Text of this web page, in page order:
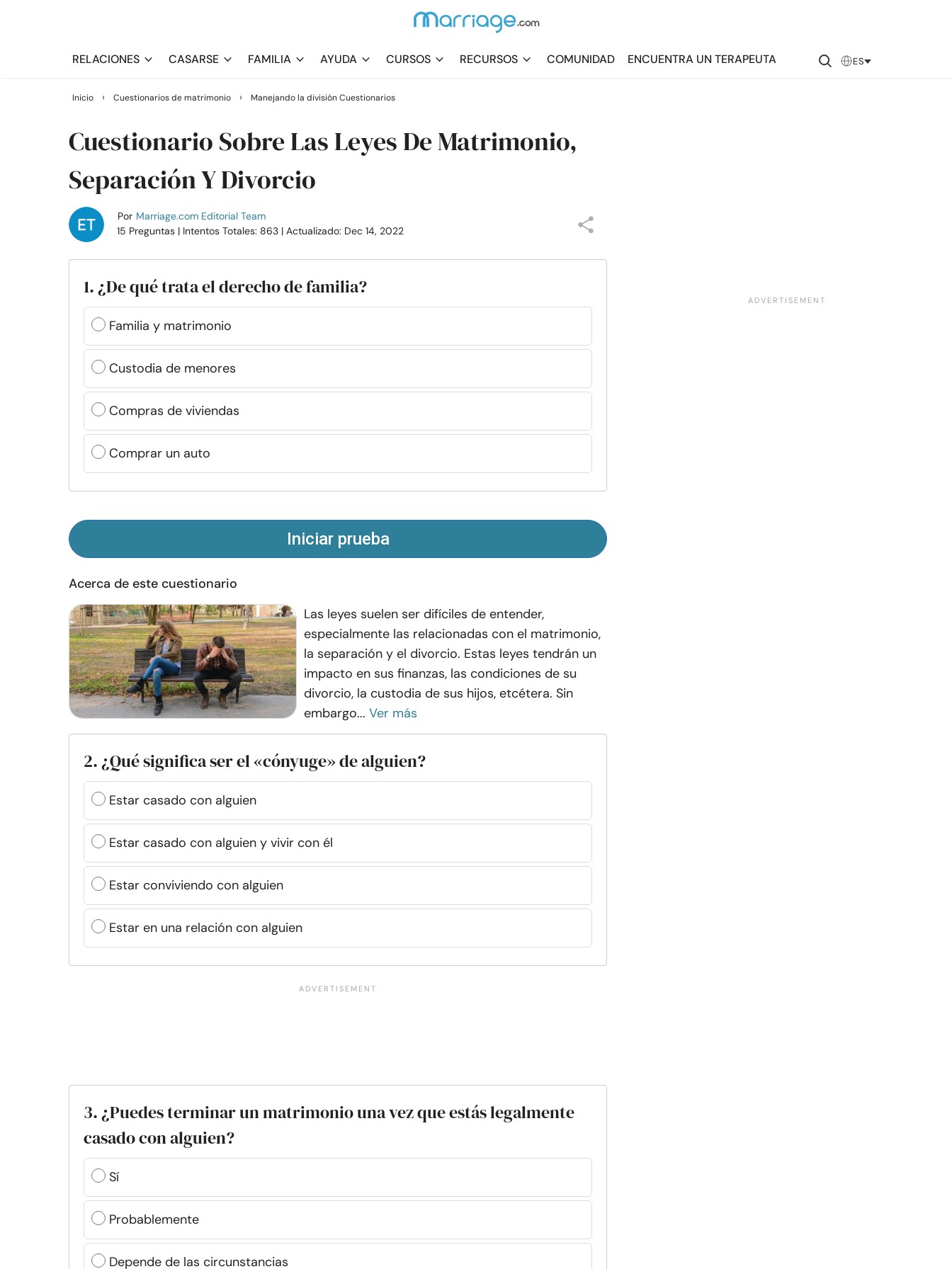
RELACIONES CASARSE FAMILIA AYUDA CURSOS RECURSOS COMUNIDAD ENCUENTRA UN TERAPEUTA ES
Inicio › Cuestionarios de matrimonio › Manejando la división Cuestionarios
Cuestionario Sobre Las Leyes De Matrimonio,
Separación Y Divorcio
Por Marriage.com Editorial Team
15 Preguntas | Intentos Totales: 863 | Actualizado: Dec 14, 2022
1. ¿De qué trata el derecho de familia?
Familia y matrimonio
Custodia de menores
Compras de viviendas
Comprar un auto
Iniciar prueba
Acerca de este cuestionario
Las leyes suelen ser difíciles de entender,
especialmente las relacionadas con el matrimonio,
la separación y el divorcio. Estas leyes tendrán un
impacto en sus finanzas, las condiciones de su
divorcio, la custodia de sus hijos, etcétera. Sin
embargo... Ver más
2. ¿Qué significa ser el «cónyuge» de alguien?
Estar casado con alguien
Estar casado con alguien y vivir con él
Estar conviviendo con alguien
Estar en una relación con alguien
3. ¿Puedes terminar un matrimonio una vez que estás legalmente
casado con alguien?
Sí
Probablemente
Depende de las circunstancias